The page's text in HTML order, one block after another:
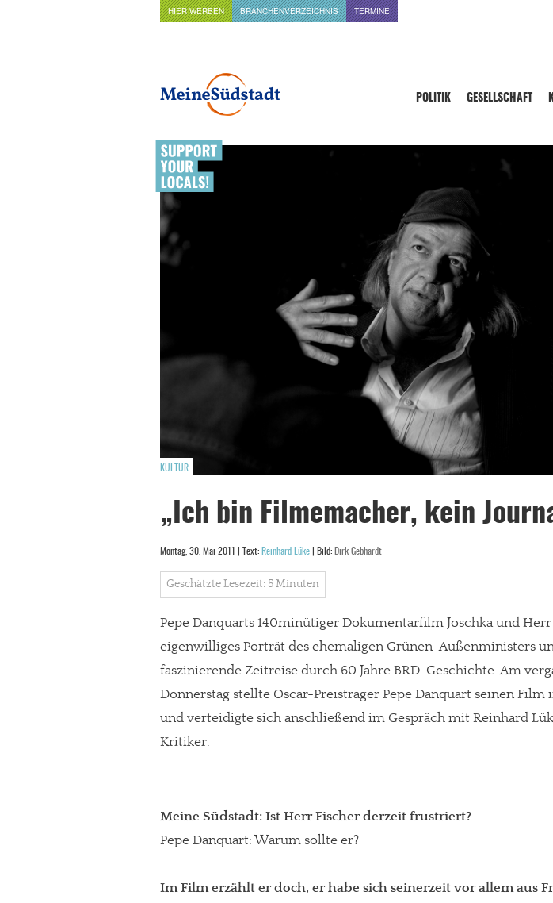
HIER WERBEN BRANCHENVERZEICHNIS TERMINE
POLITIK GESELLSCHAFT
KULTUR
„Ich bin Filmemacher, kein
Montag, 30. Mai 2011 | Text: Reinhard Lüke | Bild: Dirk Gebhardt
Geschätzte Lesezeit: 5 Minuten
Pepe Danquarts 140minütiger Dokumentarfilm Joschka und Herr
eigenwilliges Porträt des ehemaligen Grünen-Außenministers
faszinierende Zeitreise durch 60 Jahre BRD-Geschichte. Am
Donnerstag stellte Oscar-Preisträger Pepe Danquart seinen Film
und verteidigte sich anschließend im Gespräch mit Reinhard
Kritiker.
Meine Südstadt: Ist Herr Fischer derzeit frustriert?
Pepe Danquart: Warum sollte er?
Im Film erzählt er doch, er habe sich seinerzeit vor allem aus